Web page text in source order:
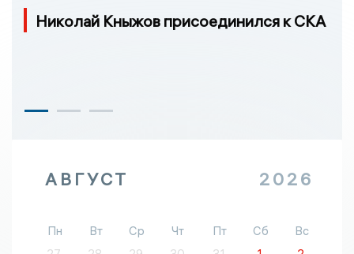
Николай Кныжов присоединился к СКА
АВГУСТ 2026
Пн Вт Ср Чт Пт Сб
Вс